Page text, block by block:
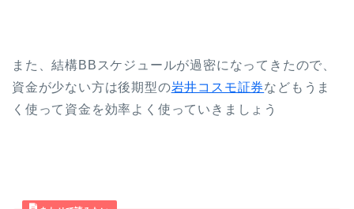
また、結構BBスケジュールが過密になってきたので、
資金が少ない方は後期型の岩井コスモ証券などもうま
く使って資金を効率よく使っていきましょう